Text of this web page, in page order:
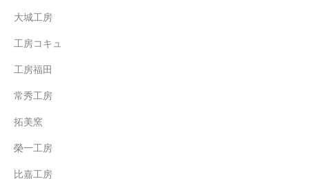
大城工房
工房コキュ
工房福田
常秀工房
拓美窯
榮一工房
比嘉工房